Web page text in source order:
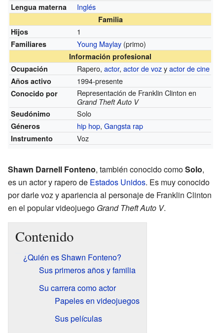
Lengua materna Inglés
Familia
Hijos
1
Familiares Young Maylay (primo)
Información profesional
Ocupación
Rapero,actor,actor de vozyactor de cine
Años activo 1994-presente
Conocido por Representación de Franklin Clinton en
Grand Theft Auto V
Seudónimo
Solo
Géneros hip hop,Gangsta rap
Instrumento Voz
Shawn Darnell Fonteno, también conocido comoSolo,
es un actor y rapero de Estados Unidos. Es muy conocido
por darle voz y apariencia al personaje de Franklin Clinton
en el popular videojuego Grand Theft Auto V.
Contenido
¿Quién es Shawn Fonteno?
Sus primeros años y familia
Su carrera como actor
Papeles en videojuegos
Sus películas